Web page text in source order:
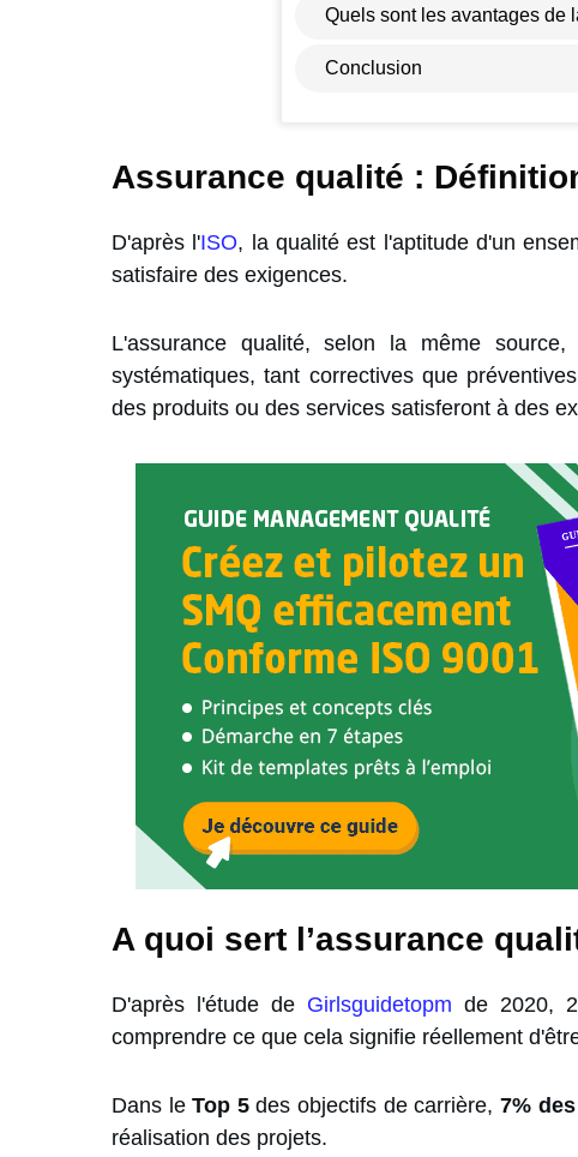
Quels sont les avantages de
Conclusion
Assurance qualité :
D'après l'ISO, la qualité est l'aptitude d'un
satisfaire des exigences.
L'assurance qualité, selon la même
systématiques, tant correctives que
des produits ou des services satisferont à des
A quoi sert l’assurance
D'après l'étude de Girlsguidetopm de 2020,
comprendre ce que cela signifie réellement
Dans leTop 5 des objectifs de carrière, 7%
réalisation des projets.